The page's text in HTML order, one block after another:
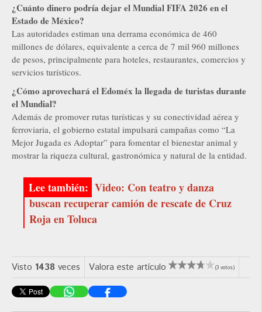
¿Cuánto dinero podría dejar el Mundial FIFA 2026 en el
Estado de México?
Las autoridades estiman una derrama económica de 460
millones de dólares, equivalente a cerca de 7 mil 960 millones
de pesos, principalmente para hoteles, restaurantes, comercios y
servicios turísticos.
¿Cómo aprovechará el Edoméx la llegada de turistas durante
el Mundial?
Además de promover rutas turísticas y su conectividad aérea y
ferroviaria, el gobierno estatal impulsará campañas como “La
Mejor Jugada es Adoptar” para fomentar el bienestar animal y
mostrar la riqueza cultural, gastronómica y natural de la entidad.
Video: Con teatro y danza
buscan recuperar camión de rescate de Cruz
Roja en Toluca
Visto 1438 veces Valora este artículo (3 votos)